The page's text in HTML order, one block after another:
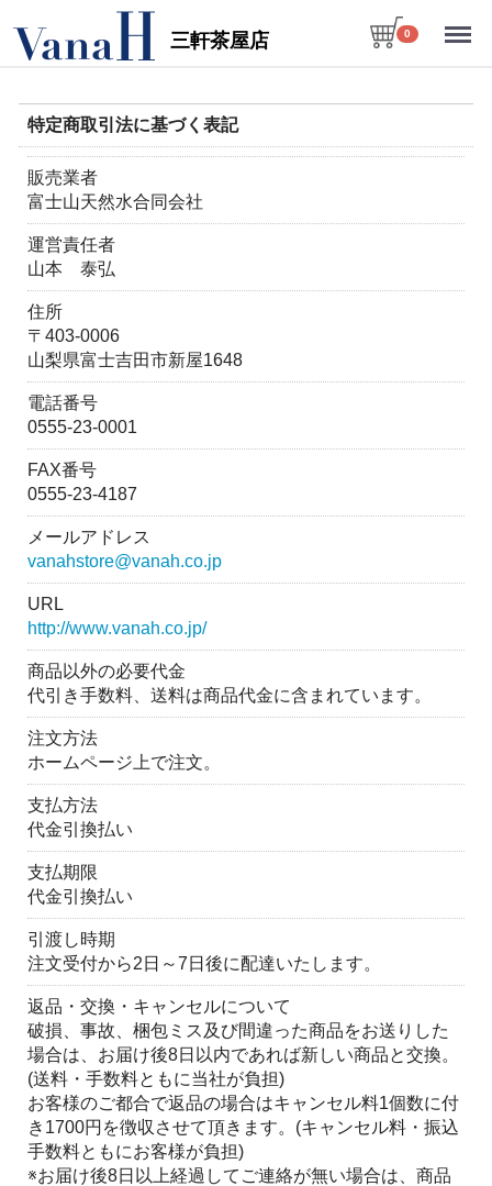
三軒茶屋店 0
Menu
特定商取引法に基づく表記
販売業者
富士山天然水合同会社
運営責任者
山本 泰弘
住所
〒403-0006
山梨県富士吉田市新屋1648
電話番号
0555-23-0001
FAX番号
0555-23-4187
メールアドレス
vanahstore@vanah.co.jp
URL
http://www.vanah.co.jp/
商品以外の必要代金
代引き手数料、送料は商品代金に含まれています。
注文方法
ホームページ上で注文。
支払方法
代金引換払い
支払期限
代金引換払い
引渡し時期
注文受付から2日～7日後に配達いたします。
返品・交換・キャンセルについて
破損、事故、梱包ミス及び間違った商品をお送りした
場合は、お届け後8日以内であれば新しい商品と交換。
(送料・手数料ともに当社が負担)
お客様のご都合で返品の場合はキャンセル料1個数に付
き1700円を徴収させて頂きます。(キャンセル料・振込
手数料ともにお客様が負担)
※お届け後8日以上経過してご連絡が無い場合は、商品